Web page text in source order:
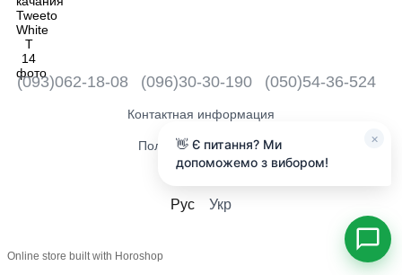
(093)062-18-08 (096)30-30-190 (050)54-36-524
Контактная информация
Полная версия сайта
Рус Укр
Online store built with Horoshop
×
👋 Є питання? Ми
допоможемо з вибором!